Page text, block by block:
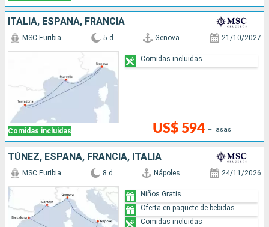
ITALIA, ESPAÑA, FRANCIA
Comidas incluidas
MSC Euribia 5 d Genova 21/10/2027
US$ 594 +Tasas
Comidas incluidas
TÚNEZ, ESPAÑA, FRANCIA, ITALIA
MSC Euribia 8 d Nápoles 24/11/2026
Niños Gratis
Oferta en paquete de bebidas
Comidas incluidas